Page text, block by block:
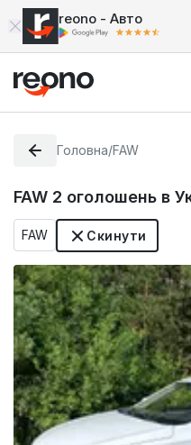
reono - Авто
Головна/FAW
FAW 2 оголошень в
FAW Скинути